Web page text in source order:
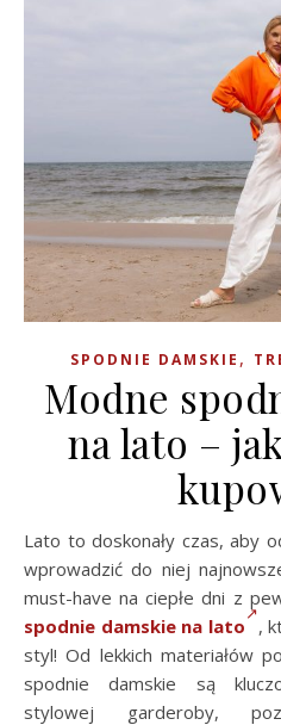
SPODNIE DAMSKIE ,
Modne
na lato –
Lato to doskonały czas, aby odświeżyć swoją garderobę i
wprowadzić do niej
must-have na ciepłe dni z
spodnie damskie na lato
,
styl! Od lekkich materiałów
spodnie damskie są
stylowej garderoby,